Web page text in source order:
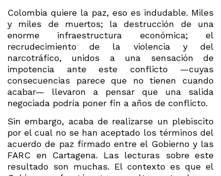
Colombia quiere la paz, eso es indudable. Miles
y miles de muertos; la destrucción de una
enorme infraestructura económica; el
recrudecimiento de la violencia y del
narcotráfico, unidos a una sensación de
impotencia ante este conflicto —cuyas
consecuencias parece que no tienen cuando
acabar— llevaron a pensar que una salida
negociada podría poner fin a años de conflicto.
Sin embargo, acaba de realizarse un plebiscito
por el cual no se han aceptado los términos del
acuerdo de paz firmado entre el Gobierno y las
FARC en Cartagena. Las lecturas sobre este
resultado son muchas. El contexto es que el